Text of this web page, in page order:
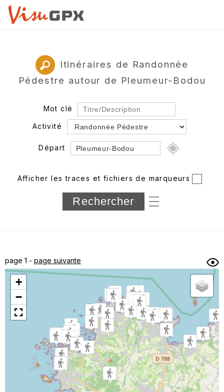
Itinéraires de Randonnée
Pédestre autour de Pleumeur-Bodou
Mot clé
Activité
Départ
Département
Longueur min/max
sous-dossiers
Horodatage Photos
Afficher les traces et fichiers de marqueurs
page 1 - page suivante
+
−